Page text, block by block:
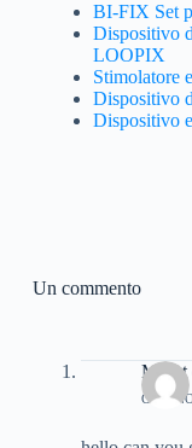
BI-FIX Set
Dispositivo
LOOPIX
Stimolatore
Dispositivo
Dispositivo
Un commento
Murat